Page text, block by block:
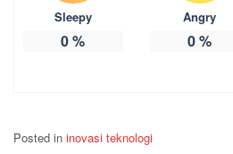
Sleepy
0%
Angry
0%
Posted in inovasi teknologi